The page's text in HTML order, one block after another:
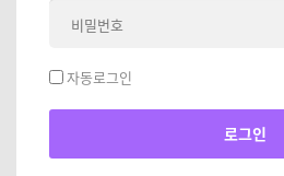
자동로그인